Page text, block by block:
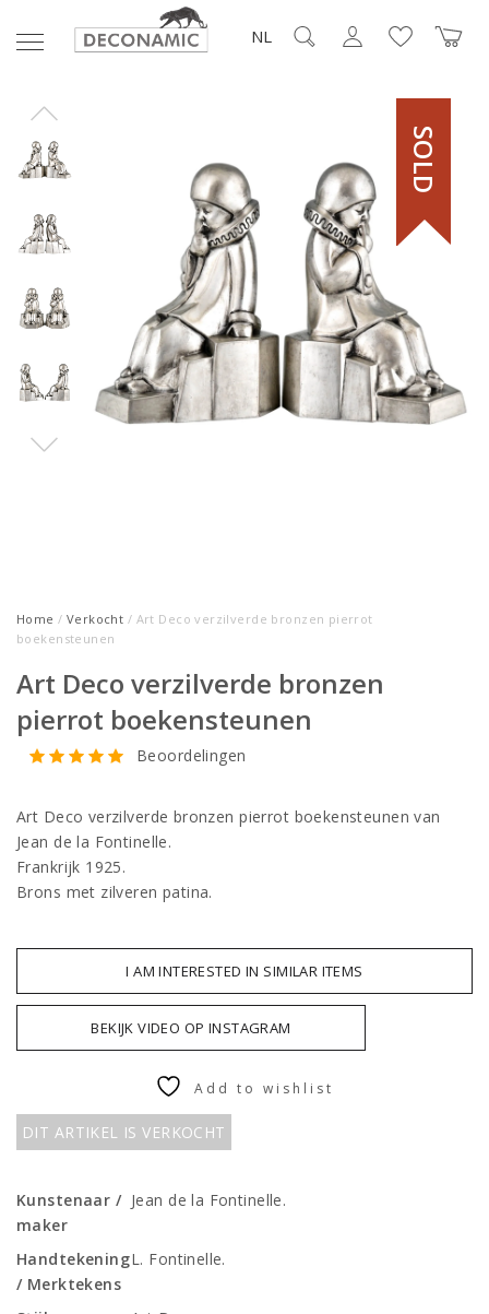
NL
SOLD
Home / Verkocht / Art Deco verzilverde bronzen pierrot
boekensteunen
Art Deco verzilverde bronzen
pierrot boekensteunen
Beoordelingen
Art Deco verzilverde bronzen pierrot boekensteunen van
Jean de la Fontinelle.
Frankrijk 1925.
Brons met zilveren patina.
I AM INTERESTED IN SIMILAR ITEMS
DIT ARTIKEL IS VERKOCHT
BEKIJK VIDEO OP INSTAGRAM
Add to wishlist
Kunstenaar /
maker
Jean de la Fontinelle.
Handtekening
/ Merktekens
L. Fontinelle.